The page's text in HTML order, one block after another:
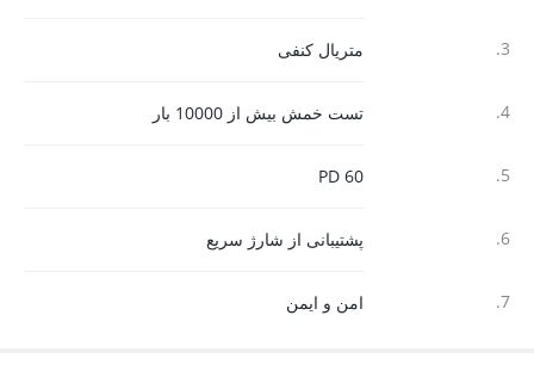
3. متریال کنفی
4. تست خمش بیش از 10000 بار
5.
PD 60
6. پشتیبانی از شارژ سریع
7. امن و ایمن